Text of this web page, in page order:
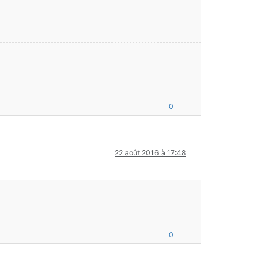
0
22 août 2016 à 17:48
0